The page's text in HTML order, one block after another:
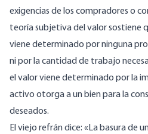
exigencias de los compradores o
teoría subjetiva del valorsostiene
viene determinado por ninguna
ni por la cantidad de trabajo
el valor viene determinado por la
activo otorga a un bien para la
deseados.
El viejo refrán dice: «La basura de